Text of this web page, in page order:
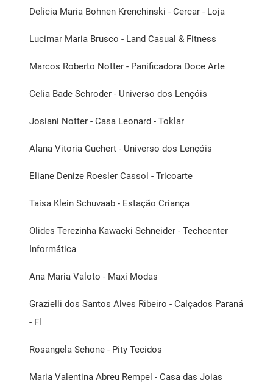
Delicia Maria Bohnen Krenchinski - Cercar - Loja
Lucimar Maria Brusco - Land Casual & Fitness
Marcos Roberto Notter - Panificadora Doce Arte
Celia Bade Schroder - Universo dos Lençóis
Josiani Notter - Casa Leonard - Toklar
Alana Vitoria Guchert - Universo dos Lençóis
Eliane Denize Roesler Cassol - Tricoarte
Taisa Klein Schuvaab - Estação Criança
Olides Terezinha Kawacki Schneider - Techcenter
Informática
Ana Maria Valoto - Maxi Modas
Grazielli dos Santos Alves Ribeiro - Calçados Paraná
- Fl
Rosangela Schone - Pity Tecidos
Maria Valentina Abreu Rempel - Casa das Joias